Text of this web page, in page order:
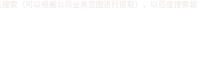
索（可以根据公司业务范围进行提取），以百度搜索装